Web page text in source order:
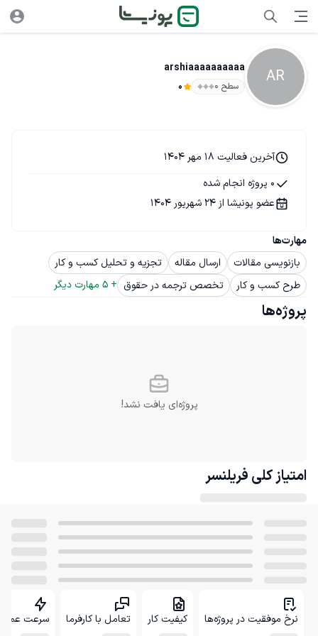
AR
arshiaaaaaaaaaa
سطح ۰ 0
مهارت‌ها
بازنویسی مقالات
ارسال مقاله
تجزیه و تحلیل کسب و کار
طرح کسب و کار
تخصص ترجمه در حقوق +
5 مهارت دیگر
آخرین فعالیت 18 مهر 1404
0 پروژه انجام شده
عضو پونیشا از 24 شهریور 1404
پروژه‌ها
پروژه‌ای یافت نشد!
امتیاز کلی فریلنسر
نرخ موفقیت در پروژه‌ها کیفیت کار تعامل با کارفرما سرعت عمل